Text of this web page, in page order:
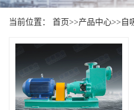
当前位置： 首页>>产品中心>> 自